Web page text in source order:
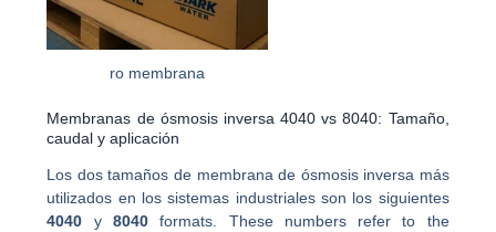
ro membrana
Membranas de ósmosis inversa 4040 vs 8040: Tamaño,
caudal y aplicación
Los dos tamaños de membrana de ósmosis inversa más
utilizados en los sistemas industriales son los siguientes
4040 y 8040formats. These numbers refer to the